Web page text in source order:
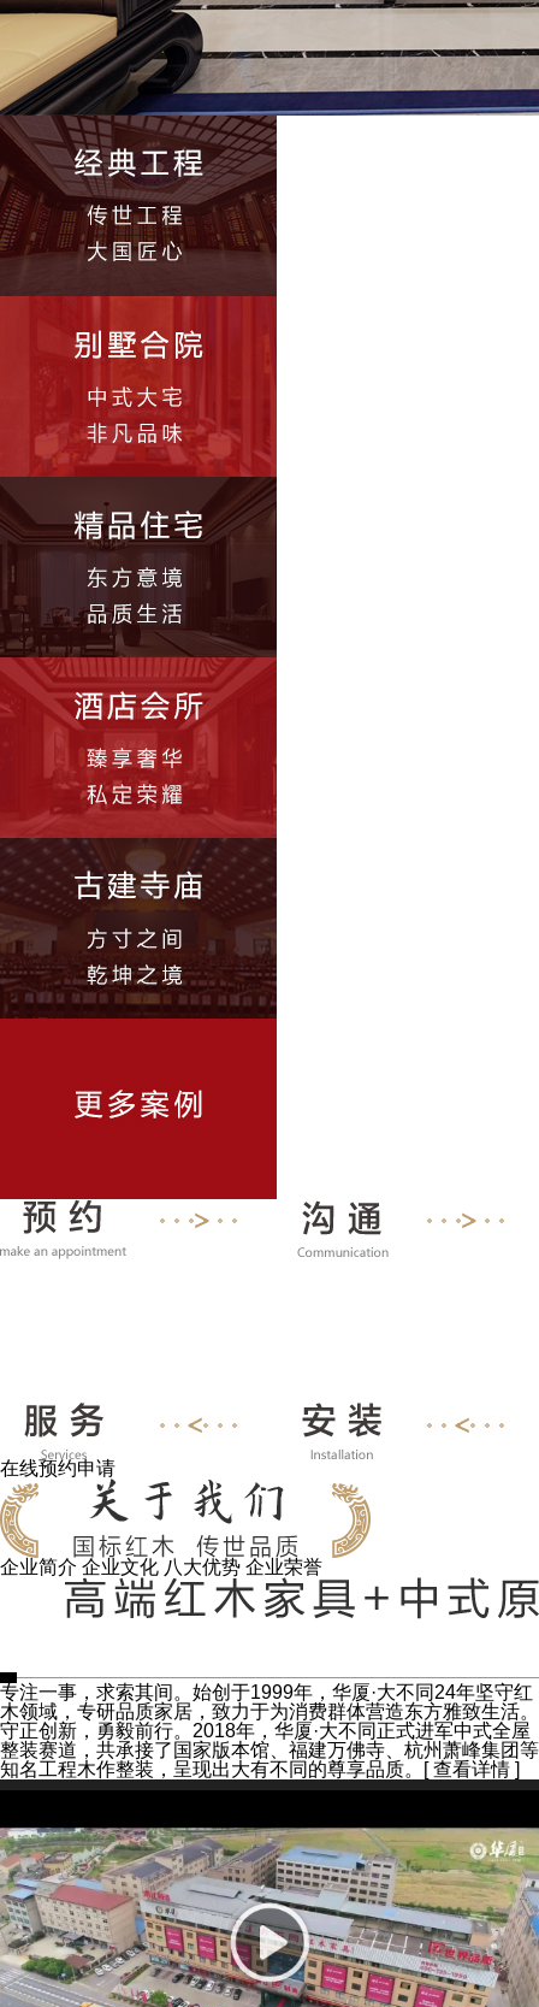
在线预约申请
企业简介 企业文化 八大优势 企业荣誉
专注一事，求索其间。始创于1999年，华厦·大不同24年坚守红
木领域，专研品质家居，致力于为消费群体营造东方雅致生活。
守正创新，勇毅前行。2018年，华厦·大不同正式进军中式全屋
整装赛道，共承接了国家版本馆、福建万佛寺、杭州萧峰集团等
知名工程木作整装，呈现出大有不同的尊享品质。
[ 查看详情 ]